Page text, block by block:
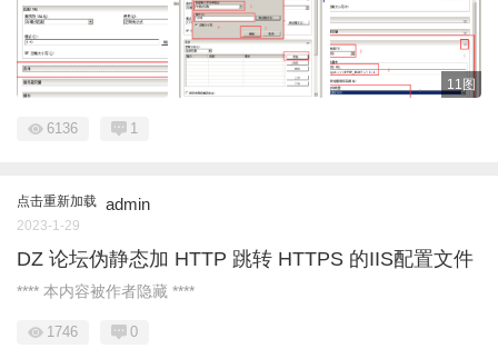
11图
6136 1
点击重新加载 admin
2023-1-29
DZ 论坛伪静态加 HTTP 跳转 HTTPS 的IIS配置文件
**** 本内容被作者隐藏 ****
1746 0